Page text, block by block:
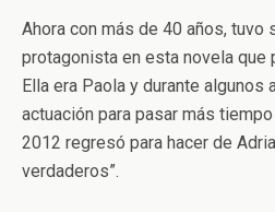
Ahora con más de 40 años, tuvo
protagonista en esta novela que
Ella era Paola y durante algunos
actuación para pasar más
2012 regresó para hacer de
verdaderos”.